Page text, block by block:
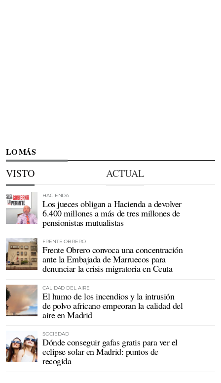
LO MÁS
VISTO ACTUAL
HACIENDA
Los jueces obligan a Hacienda a devolver
6.400 millones a más de tres millones de
pensionistas mutualistas
FRENTE OBRERO
Frente Obrero convoca una concentración
ante la Embajada de Marruecos para
denunciar la crisis migratoria en Ceuta
CALIDAD DEL AIRE
El humo de los incendios y la intrusión
de polvo africano empeoran la calidad del
aire en Madrid
SOCIEDAD
Dónde conseguir gafas gratis para ver el
eclipse solar en Madrid: puntos de
recogida